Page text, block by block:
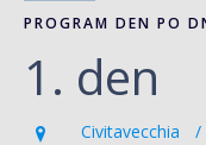
PROGRAM DEN PO
1. den